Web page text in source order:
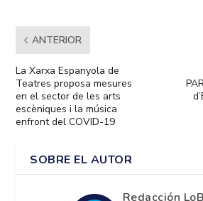
ANTERIOR
La Xarxa Espanyola de
Teatres proposa mesures
en el sector de les arts
escèniques i la música
enfront del COVID-19
SOBRE EL AUTOR
Redacción